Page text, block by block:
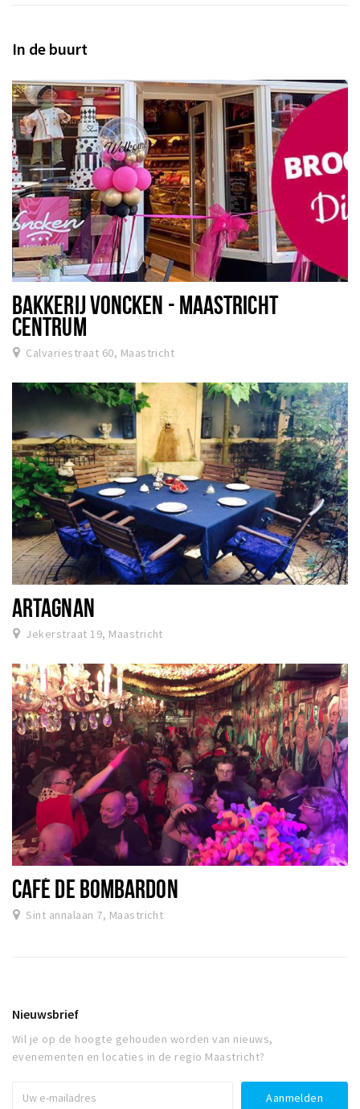
In de buurt
BAKKERIJ VONCKEN - MAASTRICHT
CENTRUM
Calvariestraat 60, Maastricht
ARTAGNAN
Jekerstraat 19, Maastricht
CAFÉ DE BOMBARDON
Sint annalaan 7, Maastricht
Nieuwsbrief
Wil je op de hoogte gehouden worden van nieuws,
evenementen en locaties in de regio Maastricht?